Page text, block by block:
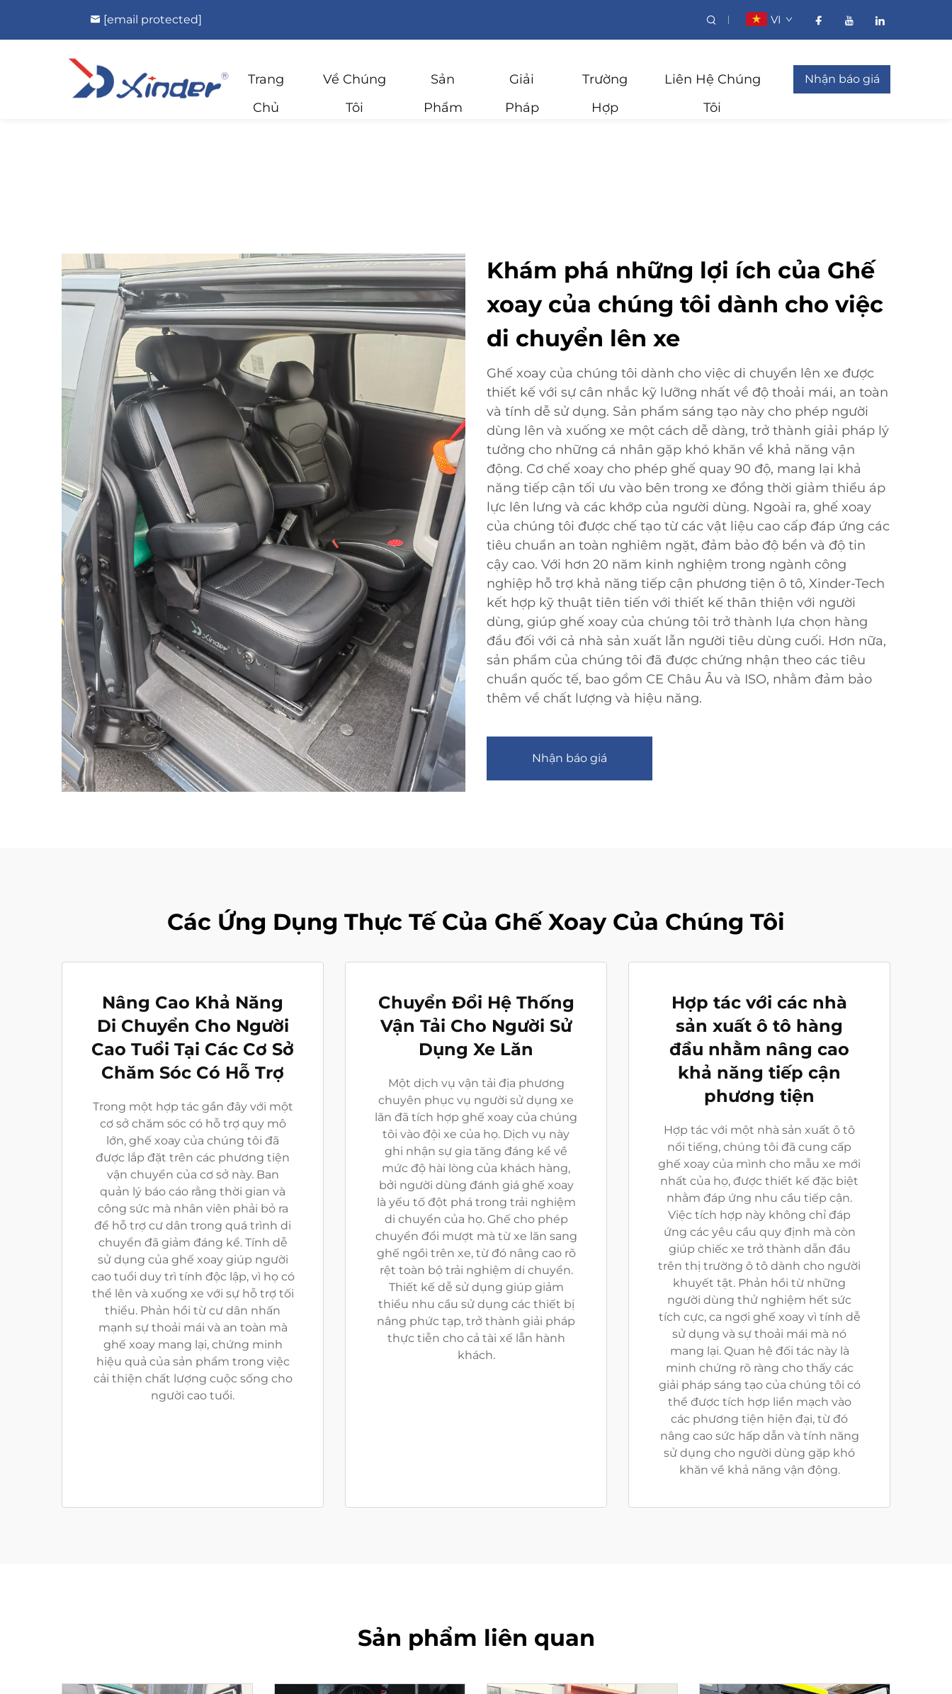
[email protected] VI
Trang
Chủ
Về Chúng
Tôi
Sản
Phẩm
Giải
Pháp
Trường
Hợp
Liên Hệ Chúng
Tôi
Nhận báo giá
Khám phá những lợi ích của Ghế
xoay của chúng tôi dành cho việc
di chuyển lên xe
Ghế xoay của chúng tôi dành cho việc di chuyển lên xe được
thiết kế với sự cân nhắc kỹ lưỡng nhất về độ thoải mái, an toàn
và tính dễ sử dụng. Sản phẩm sáng tạo này cho phép người
dùng lên và xuống xe một cách dễ dàng, trở thành giải pháp lý
tưởng cho những cá nhân gặp khó khăn về khả năng vận
động. Cơ chế xoay cho phép ghế quay 90 độ, mang lại khả
năng tiếp cận tối ưu vào bên trong xe đồng thời giảm thiểu áp
lực lên lưng và các khớp của người dùng. Ngoài ra, ghế xoay
của chúng tôi được chế tạo từ các vật liệu cao cấp đáp ứng các
tiêu chuẩn an toàn nghiêm ngặt, đảm bảo độ bền và độ tin
cậy cao. Với hơn 20 năm kinh nghiệm trong ngành công
nghiệp hỗ trợ khả năng tiếp cận phương tiện ô tô, Xinder-Tech
kết hợp kỹ thuật tiên tiến với thiết kế thân thiện với người
dùng, giúp ghế xoay của chúng tôi trở thành lựa chọn hàng
đầu đối với cả nhà sản xuất lẫn người tiêu dùng cuối. Hơn nữa,
sản phẩm của chúng tôi đã được chứng nhận theo các tiêu
chuẩn quốc tế, bao gồm CE Châu Âu và ISO, nhằm đảm bảo
thêm về chất lượng và hiệu năng.
Nhận báo giá
Các Ứng Dụng Thực Tế Của Ghế Xoay Của Chúng Tôi
Nâng Cao Khả Năng
Di Chuyển Cho Người
Cao Tuổi Tại Các Cơ Sở
Chăm Sóc Có Hỗ Trợ
Trong một hợp tác gần đây với một
cơ sở chăm sóc có hỗ trợ quy mô
lớn, ghế xoay của chúng tôi đã
được lắp đặt trên các phương tiện
vận chuyển của cơ sở này. Ban
quản lý báo cáo rằng thời gian và
công sức mà nhân viên phải bỏ ra
để hỗ trợ cư dân trong quá trình di
chuyển đã giảm đáng kể. Tính dễ
sử dụng của ghế xoay giúp người
cao tuổi duy trì tính độc lập, vì họ có
thể lên và xuống xe với sự hỗ trợ tối
thiểu. Phản hồi từ cư dân nhấn
mạnh sự thoải mái và an toàn mà
ghế xoay mang lại, chứng minh
hiệu quả của sản phẩm trong việc
cải thiện chất lượng cuộc sống cho
người cao tuổi.
Chuyển Đổi Hệ Thống
Vận Tải Cho Người Sử
Dụng Xe Lăn
Một dịch vụ vận tải địa phương
chuyên phục vụ người sử dụng xe
lăn đã tích hợp ghế xoay của chúng
tôi vào đội xe của họ. Dịch vụ này
ghi nhận sự gia tăng đáng kể về
mức độ hài lòng của khách hàng,
bởi người dùng đánh giá ghế xoay
là yếu tố đột phá trong trải nghiệm
di chuyển của họ. Ghế cho phép
chuyển đổi mượt mà từ xe lăn sang
ghế ngồi trên xe, từ đó nâng cao rõ
rệt toàn bộ trải nghiệm di chuyển.
Thiết kế dễ sử dụng giúp giảm
thiểu nhu cầu sử dụng các thiết bị
nâng phức tạp, trở thành giải pháp
thực tiễn cho cả tài xế lẫn hành
khách.
Hợp tác với các nhà
sản xuất ô tô hàng
đầu nhằm nâng cao
khả năng tiếp cận
phương tiện
Hợp tác với một nhà sản xuất ô tô
nổi tiếng, chúng tôi đã cung cấp
ghế xoay của mình cho mẫu xe mới
nhất của họ, được thiết kế đặc biệt
nhằm đáp ứng nhu cầu tiếp cận.
Việc tích hợp này không chỉ đáp
ứng các yêu cầu quy định mà còn
giúp chiếc xe trở thành dẫn đầu
trên thị trường ô tô dành cho người
khuyết tật. Phản hồi từ những
người dùng thử nghiệm hết sức
tích cực, ca ngợi ghế xoay vì tính dễ
sử dụng và sự thoải mái mà nó
mang lại. Quan hệ đối tác này là
minh chứng rõ ràng cho thấy các
giải pháp sáng tạo của chúng tôi có
thể được tích hợp liền mạch vào
các phương tiện hiện đại, từ đó
nâng cao sức hấp dẫn và tính năng
sử dụng cho người dùng gặp khó
khăn về khả năng vận động.
Sản phẩm liên quan